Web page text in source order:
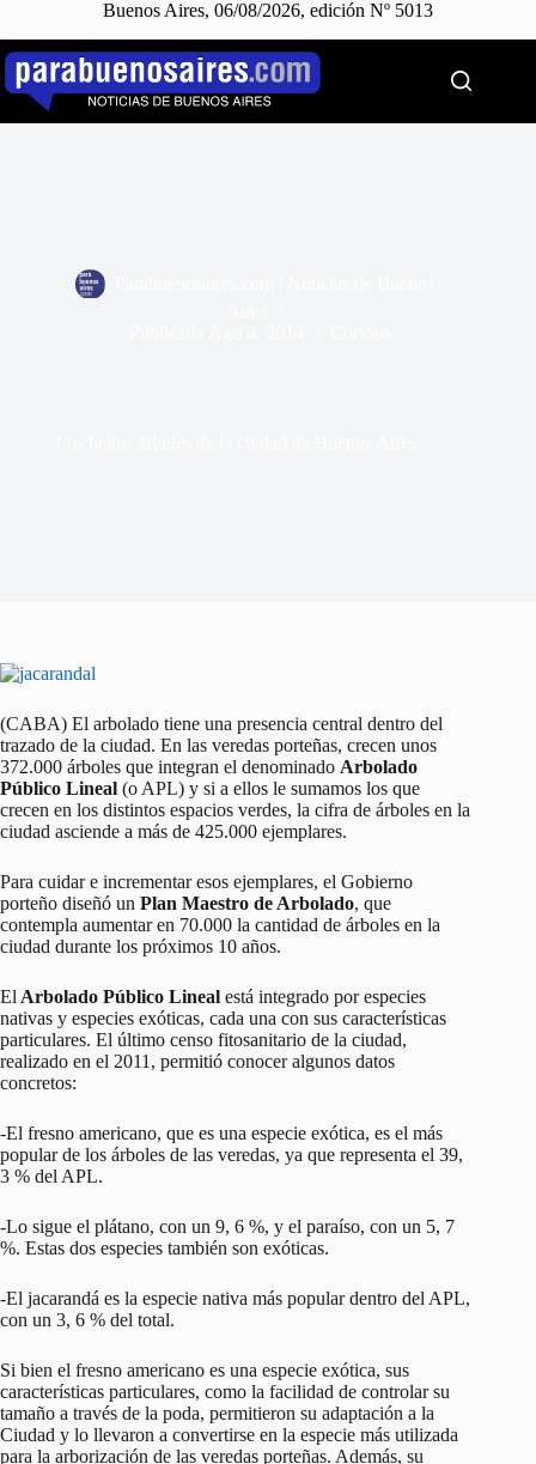
Buenos Aires, 06/08/2026, edición Nº 5013
Saltar
contenido
(CABA) El arbolado tiene una presencia central dentro del
trazado de la ciudad. En las veredas porteñas, crecen unos
372.000 árboles que integran el denominado Arbolado
Público Lineal (o APL) y si a ellos le sumamos los que
crecen en los distintos espacios verdes, la cifra de árboles en la
ciudad asciende a más de 425.000 ejemplares.
Para cuidar e incrementar esos ejemplares, el Gobierno
porteño diseñó un Plan Maestro de Arbolado, que
contempla aumentar en 70.000 la cantidad de árboles en la
ciudad durante los próximos 10 años.
El Arbolado Público Lineal está integrado por especies
nativas y especies exóticas, cada una con sus características
particulares. El último censo fitosanitario de la ciudad,
realizado en el 2011, permitió conocer algunos datos
concretos:
-El fresno americano, que es una especie exótica, es el más
popular de los árboles de las veredas, ya que representa el 39,
3 % del APL.
-Lo sigue el plátano, con un 9, 6 %, y el paraíso, con un 5, 7
%. Estas dos especies también son exóticas.
-El jacarandá es la especie nativa más popular dentro del APL,
con un 3, 6 % del total.
Si bien el fresno americano es una especie exótica, sus
características particulares, como la facilidad de controlar su
tamaño a través de la poda, permitieron su adaptación a la
Ciudad y lo llevaron a convertirse en la especie más utilizada
para la arborización de las veredas porteñas. Además, su